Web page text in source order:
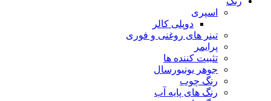
اسپری
دوپلی کالر
تینر های روغنی و فوری
پرایمر
تثبیت کننده ها
جوهر یونیورسال
رنگ چوب
رنگ‌ های پایه آب